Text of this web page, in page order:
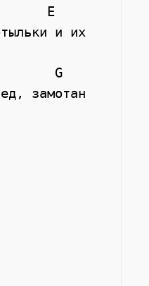
E
G